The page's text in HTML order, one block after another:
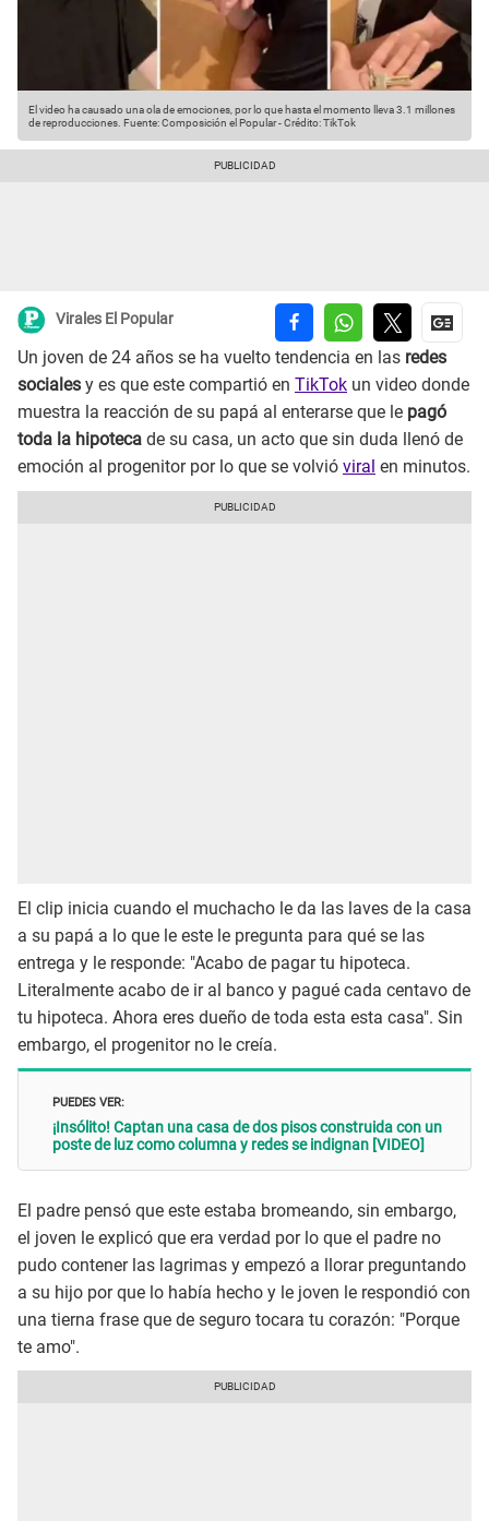
El video ha causado una ola de emociones, por lo que hasta el momento lleva 3.1 millones
de reproducciones. Fuente: Composición el Popular-Crédito: TikTok
Virales El Popular
Un joven de 24 años se ha vuelto tendencia en las redes
sociales y es que este compartió en TikTok un video donde
muestra la reacción de su papá al enterarse que le pagó
toda la hipoteca de su casa, un acto que sin duda llenó de
emoción al progenitor por lo que se volvió viral en minutos.
El clip inicia cuando el muchacho le da las laves de la casa
a su papá a lo que le este le pregunta para qué se las
entrega y le responde: "Acabo de pagar tu hipoteca.
Literalmente acabo de ir al banco y pagué cada centavo de
tu hipoteca. Ahora eres dueño de toda esta esta casa". Sin
embargo, el progenitor no le creía.
PUEDES VER:
¡Insólito! Captan una casa de dos pisos construida con un
poste de luz como columna y redes se indignan [VIDEO]
El padre pensó que este estaba bromeando, sin embargo,
el joven le explicó que era verdad por lo que el padre no
pudo contener las lagrimas y empezó a llorar preguntando
a su hijo por que lo había hecho y le joven le respondió con
una tierna frase que de seguro tocara tu corazón: "Porque
te amo".